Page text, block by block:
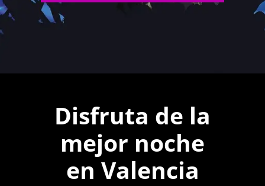
Disfruta de la
mejor noche
en Valencia